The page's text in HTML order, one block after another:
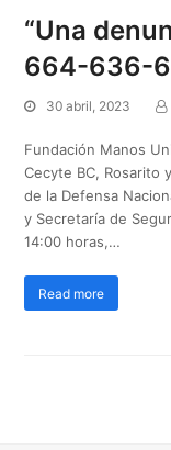
“Una
664-636-
30 abril, 2023
Fundación Manos
Cecyte BC, Rosarito
de la Defensa
y Secretaría de
14:00 horas,…
Read more